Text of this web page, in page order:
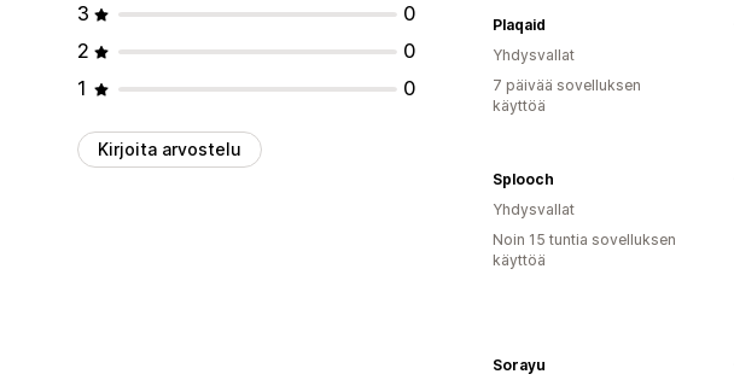
3
0
2
0
1
0
Kirjoita arvostelu
Plaqaid
Yhdysvallat
7 päivää sovelluksen
käyttöä
Splooch
Yhdysvallat
Noin 15 tuntia sovelluksen
käyttöä
Sorayu